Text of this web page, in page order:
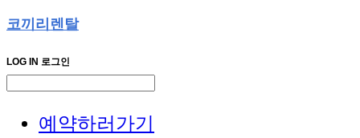
코끼리렌탈
LOG IN 로그인
예약하러가기